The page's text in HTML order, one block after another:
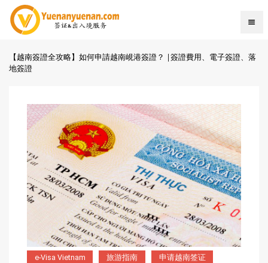
【越南簽證全攻略】如何申請越南峴港簽證？ |簽證費用、電子簽證、落
地簽證
e-Visa Vietnam 旅游指南 申请越南签证